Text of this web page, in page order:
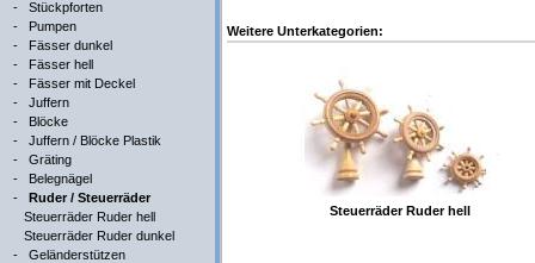
- Stückpforten
- Pumpen
- Fässer dunkel
- Fässer hell
- Fässer mit Deckel
- Juffern
- Blöcke
- Juffern / Blöcke Plastik
- Gräting
- Belegnägel
- Ruder / Steuerräder
Steuerräder Ruder hell
Steuerräder Ruder dunkel
- Geländerstützen
Weitere Unterkategorien:
Steuerräder Ruder hell